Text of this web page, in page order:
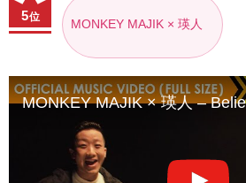
MONKEY MAJIK × 瑛人
5位
MONKEY MAJIK × 瑛人 –